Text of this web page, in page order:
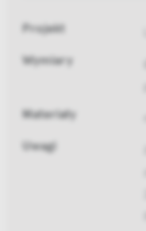
Projekt
Wymiary
Materiały
Uwagi